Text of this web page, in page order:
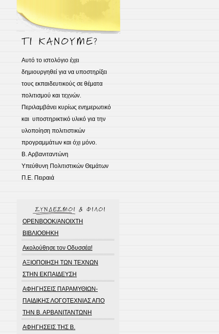
Αυτό το ιστολόγιο έχει
δημιουργηθεί για να υποστηρίξει
τους εκπαιδευτικούς σε θέματα
πολιτισμού και τεχνών.
Περιλαμβάνει κυρίως ενημερωτικό
και υποστηρικτικό υλικό για την
υλοποίηση πολιτιστικών
προγραμμάτων και όχι μόνο.
Β. Αρβανιταντώνη
Υπεύθυνη Πολιτιστικών Θεμάτων
Π.Ε. Πειραιά
OPENBOOK/ΑΝΟΙΧΤΗ
ΒΙΒΛΙΟΘΗΚΗ
Ακολούθησε τον Οδυσσέα!
ΑΞΙΟΠΟΙΗΣΗ ΤΩΝ ΤΕΧΝΩΝ
ΣΤΗΝ ΕΚΠΑΙΔΕΥΣΗ
ΑΦΗΓΗΣΕΙΣ ΠΑΡΑΜΥΘΙΩΝ-
ΠΑΙΔΙΚΗΣ ΛΟΓΟΤΕΧΝΙΑΣ ΑΠΟ
ΤΗΝ Β. ΑΡΒΑΝΙΤΑΝΤΩΝΗ
ΑΦΗΓΗΣΕΙΣ ΤΗΣ Β.